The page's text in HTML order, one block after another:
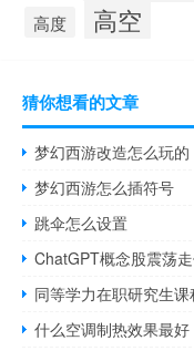
高度 高空
猜你想看的文章
梦幻西游改造怎么玩的
梦幻西游怎么插符号
跳伞怎么设置
ChatGPT概念股震荡
同等学力在职研究生
什么空调制热效果最好